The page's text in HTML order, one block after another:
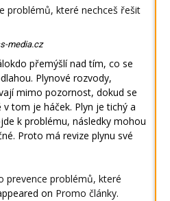
problémů, které nechceš řešit
media.cz
přemýšlí nad tím, co se
Plynové rozvody,
mimo pozornost, dokud se
v tom je háček. Plyn je tichý a
k problému, následky mohou
Proto má revize plynu své
prevence problémů, které
on Promo články.